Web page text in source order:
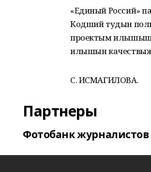
«Единый Россий»
Кодший тудын
проектым
илышын
С. ИСМАГИЛОВА.
Партнеры
Фотобанк журналистов